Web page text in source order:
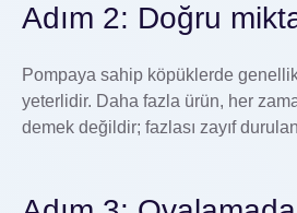
Adım 2: Doğru
Pompaya sahip köpüklerde
yeterlidir. Daha fazla ürün, her
demek değildir; fazlası zayıf